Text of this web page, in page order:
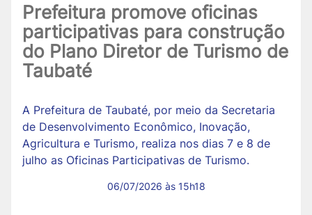
Prefeitura promove oficinas
participativas para construção
do Plano Diretor de Turismo de
Taubaté
A Prefeitura de Taubaté, por meio da Secretaria
de Desenvolvimento Econômico, Inovação,
Agricultura e Turismo, realiza nos dias 7 e 8 de
julho as Oficinas Participativas de Turismo.
06/07/2026 às 15h18